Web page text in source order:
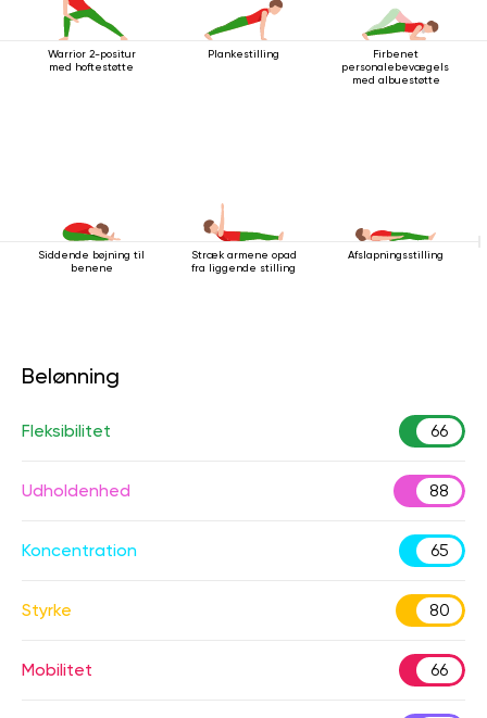
Warrior 2-positur
med hoftestøtte
Plankestilling
Firbenet
personalebevægelse
med albuestøtte
Siddende bøjning til
benene
Stræk armene opad
fra liggende stilling
Afslapningsstilling
Belønning
Fleksibilitet 66
Udholdenhed 88
Koncentration 65
Styrke 80
Mobilitet 66